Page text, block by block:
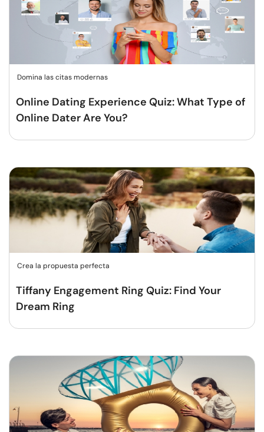
Domina las citas modernas
Online Dating Experience Quiz: What Type of
Online Dater Are You?
Crea la propuesta perfecta
Tiffany Engagement Ring Quiz: Find Your
Dream Ring